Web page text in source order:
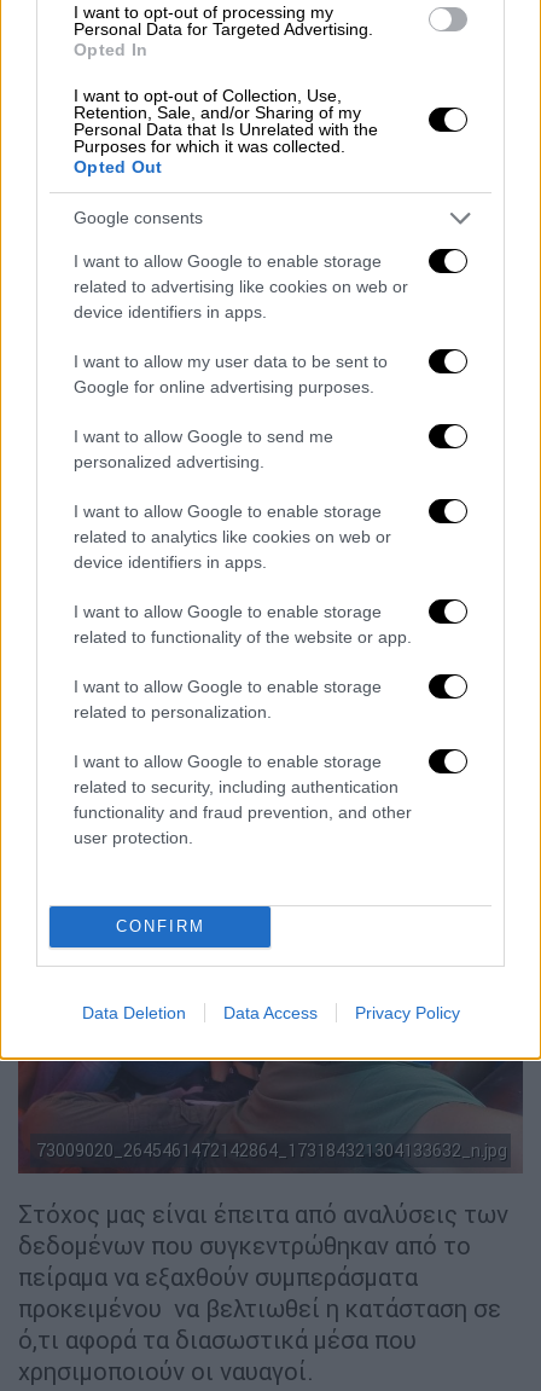
I want to opt-out of processing my
Personal Data for Targeted Advertising.
Opted In
I want to opt-out of Collection, Use,
Retention, Sale, and/or Sharing of my
Personal Data that Is Unrelated with the
Purposes for which it was collected.
Opted Out
Google consents
I want to allow Google to enable storage
related to advertising like cookies on web or
device identifiers in apps.
I want to allow my user data to be sent to
Google for online advertising purposes.
I want to allow Google to send me
personalized advertising.
I want to allow Google to enable storage
related to analytics like cookies on web or
device identifiers in apps.
I want to allow Google to enable storage
related to functionality of the website or app.
I want to allow Google to enable storage
related to personalization.
I want to allow Google to enable storage
related to security, including authentication
functionality and fraud prevention, and other
user protection.
CONFIRM
Data Deletion Data Access Privacy Policy
Όλοι οι ναυαγοί συνελέγησαν από τη
MEDUSSA με τη χρήση των δύο
διασωστικών σκαφών της Ελληνικής Ομάδας
διάσωσης, ODIN και ΑΙΓΑΙΟ. Όλοι τους σε
πολύ καλή διάθεση, και αφού καλύφθηκαν
αιματολογικά δείγματα, καθώς και οι
ύπνου και stress. Επισκέφτηκαν κλινική
ψυχολόγο για μια τελική συζήτηση – και
αξιολόγηση της εμπειρίας τους.
73009020_2645461472142864_173184321304133632_n.jpg
Στόχος μας είναι έπειτα από αναλύσεις των
δεδομένων που συγκεντρώθηκαν από το
πείραμα να εξαχθούν συμπεράσματα
προκειμένου να βελτιωθεί η κατάσταση σε
ό,τι αφορά τα διασωστικά μέσα που
χρησιμοποιούν οι ναυαγοί.